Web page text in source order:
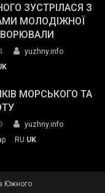
окупанти.
Маємо
діяти
команда
ЗУСТРІЛАСЯ З
МОЛОДІЖНОЇ
yuzhny.info
МОРСЬКОГО ТА
yuzhny.info
on
RU UK
Южного